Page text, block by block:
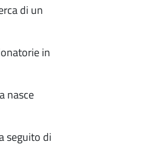
di un
in
nasce
seguito di